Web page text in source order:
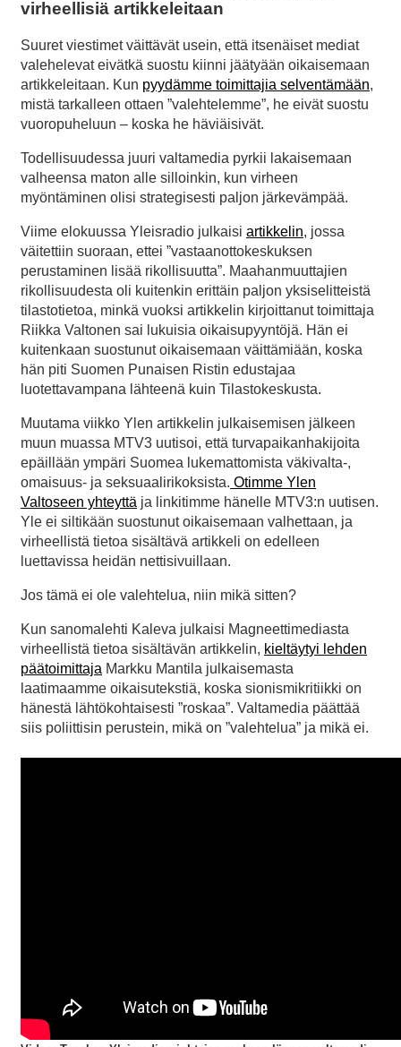
virheellisiä artikkeleitaan
Suuret viestimet väittävät usein, että itsenäiset mediat
valehelevat eivätkä suostu kiinni jäätyään oikaisemaan
artikkeleitaan. Kun pyydämme toimittajia selventämään,
mistä tarkalleen ottaen ”valehtelemme”, he eivät suostu
vuoropuheluun – koska he häviäisivät.
Todellisuudessa juuri valtamedia pyrkii lakaisemaan
valheensa maton alle silloinkin, kun virheen
myöntäminen olisi strategisesti paljon järkevämpää.
Viime elokuussa Yleisradio julkaisi artikkelin, jossa
väitettiin suoraan, ettei ”vastaanottokeskuksen
perustaminen lisää rikollisuutta”. Maahanmuuttajien
rikollisuudesta oli kuitenkin erittäin paljon yksiselitteistä
tilastotietoa, minkä vuoksi artikkelin kirjoittanut toimittaja
Riikka Valtonen sai lukuisia oikaisupyyntöjä. Hän ei
kuitenkaan suostunut oikaisemaan väittämiään, koska
hän piti Suomen Punaisen Ristin edustajaa
luotettavampana lähteenä kuin Tilastokeskusta.
Muutama viikko Ylen artikkelin julkaisemisen jälkeen
muun muassa MTV3 uutisoi, että turvapaikanhakijoita
epäillään ympäri Suomea lukemattomista väkivalta-,
omaisuus- ja seksuaalirikoksista. Otimme Ylen
Valtoseen yhteyttä ja linkitimme hänelle MTV3:n uutisen.
Yle ei siltikään suostunut oikaisemaan valhettaan, ja
virheellistä tietoa sisältävä artikkeli on edelleen
luettavissa heidän nettisivuillaan.
Jos tämä ei ole valehtelua, niin mikä sitten?
Kun sanomalehti Kaleva julkaisi Magneettimediasta
virheellistä tietoa sisältävän artikkelin, kieltäytyi lehden
päätoimittaja Markku Mantila julkaisemasta
laatimaamme oikaisutekstiä, koska sionismikritiikki on
hänestä lähtökohtaisesti ”roskaa”. Valtamedia päättää
siis poliittisin perustein, mikä on ”valehtelua” ja mikä ei.